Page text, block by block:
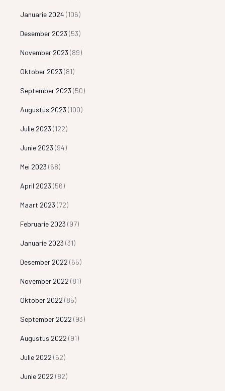
Januarie 2024 (106)
Desember 2023 (53)
November 2023 (89)
Oktober 2023 (81)
September 2023 (50)
Augustus 2023 (100)
Julie 2023 (122)
Junie 2023 (94)
Mei 2023 (68)
April 2023 (56)
Maart 2023 (72)
Februarie 2023 (97)
Januarie 2023 (31)
Desember 2022 (65)
November 2022 (81)
Oktober 2022 (85)
September 2022 (93)
Augustus 2022 (91)
Julie 2022 (62)
Junie 2022 (82)